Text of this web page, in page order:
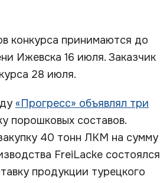
конкурса принимаются до
Ижевска 16 июля. Заказчик
28 июля.
«Прогресс» объявлял три
порошковых составов.
40 тонн ЛКМ на сумму
FreiLacke состоялся
продукции турецкого